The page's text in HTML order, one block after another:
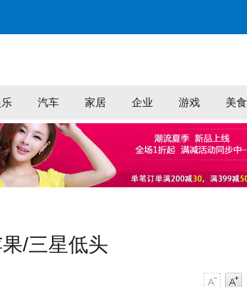
汽车 家居 企业 游戏 美食
/三星低头